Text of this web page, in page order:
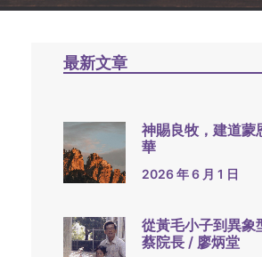
最新文章
神賜良牧，建道蒙
華
2026 年 6 月 1 日
從黃毛小子到異象
蔡院長 / 廖炳堂